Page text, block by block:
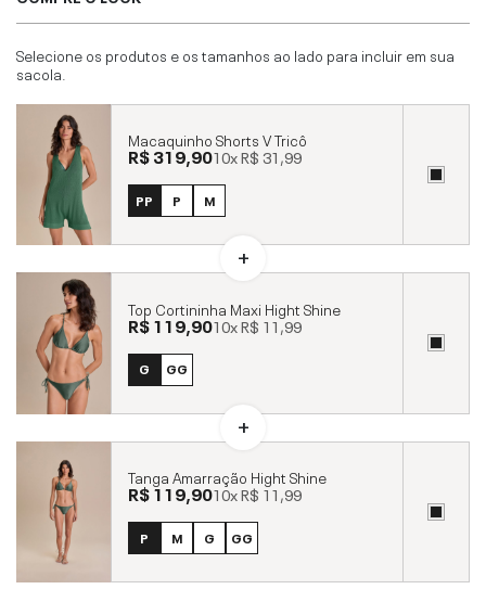
Selecione os produtos e os tamanhos ao lado para incluir em sua
sacola.
Macaquinho Shorts V Tricô
R$ 319,9010xR$ 31,99
PP P M
Top Cortininha Maxi Hight Shine
R$ 119,9010xR$ 11,99
G GG
Tanga Amarração Hight Shine
R$ 119,9010xR$ 11,99
P M G GG